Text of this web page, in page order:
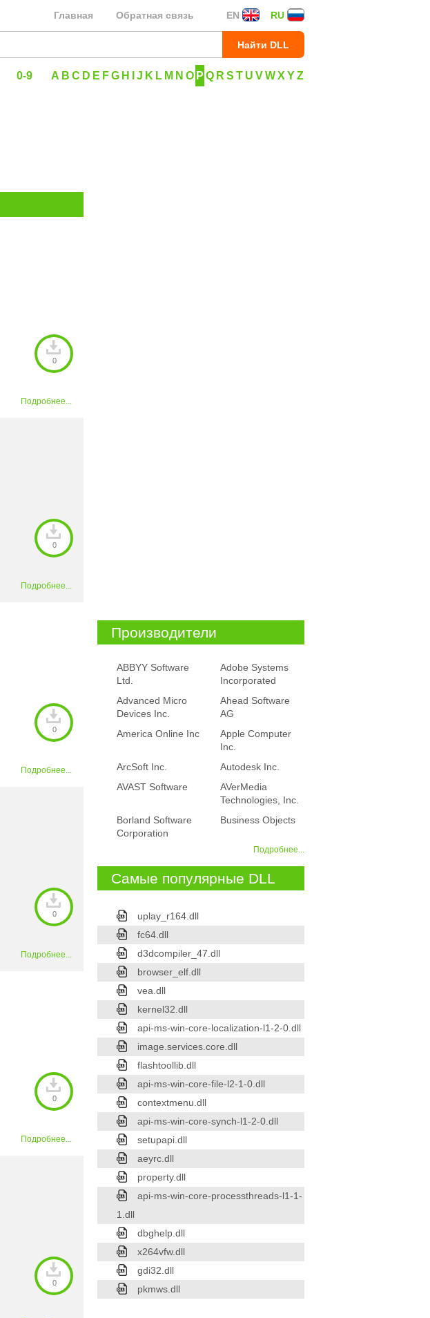
EN RU
Главная Обратная связь
0-9 A B C D E FG H J K L M N O P Q R S T U VWX YZ
0
Подробнее...
0
Подробнее...
0
Подробнее...
0
Подробнее...
0
Подробнее...
0
Производители
ABBYY Software
Ltd.
Adobe Systems
Incorporated
Advanced Micro
Devices Inc.
Ahead Software
AG
America Online Inc
Apple Computer
Inc.
ArcSoft Inc.
Autodesk Inc.
AVAST Software
AVerMedia
Technologies, Inc.
Borland Software
Corporation
Business Objects
Подробнее...
Самые популярные DLL
uplay_r164.dll
fc64.dll
d3dcompiler_47.dll
browser_elf.dll
vea.dll
kernel32.dll
api-ms-win-core-localization-l1-2-0.dll
image.services.core.dll
flashtoollib.dll
api-ms-win-core-file-l2-1-0.dll
contextmenu.dll
api-ms-win-core-synch-l1-2-0.dll
setupapi.dll
aeyrc.dll
property.dll
api-ms-win-core-processthreads-l1-1-
1.dll
dbghelp.dll
x264vfw.dll
gdi32.dll
pkmws.dll